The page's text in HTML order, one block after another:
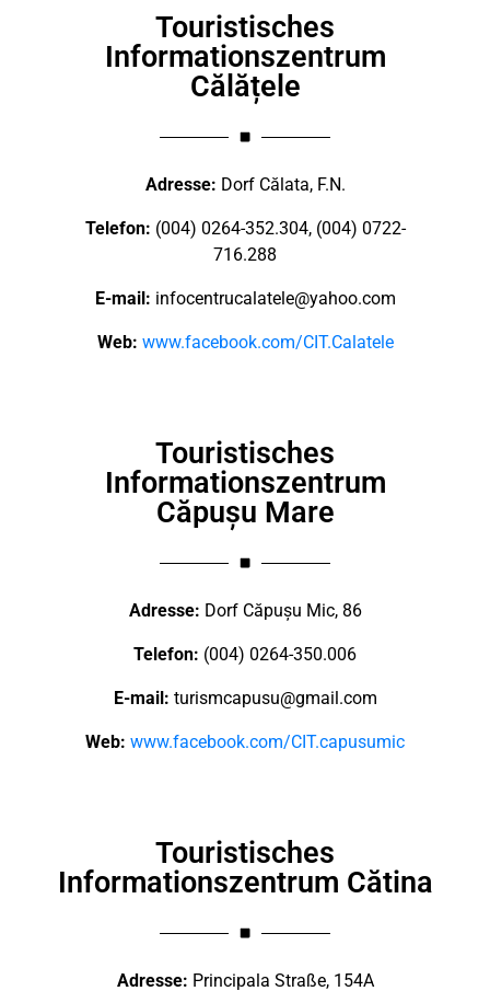
Touristisches
Informationszentrum
Călățele
Adresse: Dorf Călata, F.N.
Telefon: (004) 0264-352.304, (004) 0722-
716.288
E-mail: infocentrucalatele@yahoo.com
Web: www.facebook.com/CIT.Calatele
Touristisches
Informationszentrum
Căpușu Mare
Adresse: Dorf Căpușu Mic, 86
Telefon: (004) 0264-350.006
E-mail: turismcapusu@gmail.com
Web: www.facebook.com/CIT.capusumic
Touristisches
Informationszentrum Cătina
Adresse: Principala Straße, 154A